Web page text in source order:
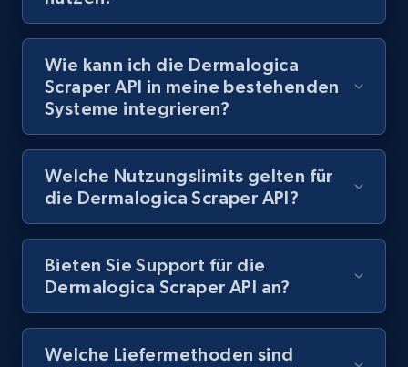
Lazada - Products - Discover products by
keyword
URL, Title, Rating, Reviews, Initial price, Final
165+
Lazada - Products - Discover products by
URL, Title, Rating, Reviews, Initial price, Final
Wie kann ich die Dermalogica
Scraper API in meine bestehenden
Systeme integrieren?
Welche Nutzungslimits gelten für
die Dermalogica Scraper API?
Bieten Sie Support für die
Dermalogica Scraper API an?
Welche Liefermethoden sind